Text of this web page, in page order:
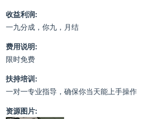
收益利润:
一九分成，你九，月结
费用说明:
限时免费
扶持培训:
一对一专业指导，确保你当天能上手操作
资源图片: